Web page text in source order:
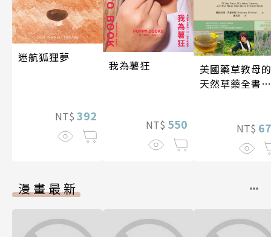
迷航狐狸夢
NT$ 392
我為薯狂
NT$ 550
美國藥草教母的
天然草藥全書
NT$
漫畫最新